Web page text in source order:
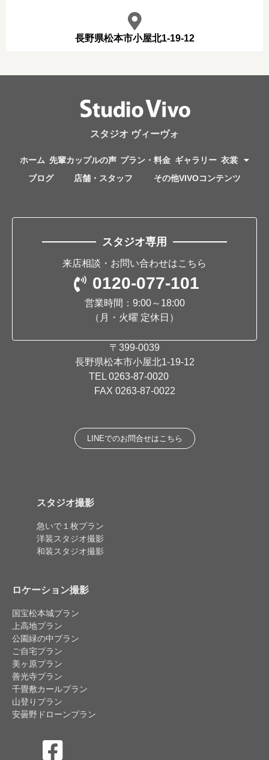
長野県松本市小屋北1-19-12
スタジオ ヴィーヴォ
ホーム 先輩カップルの声 プラン・料金 ギャラリー 衣裳
ブログ
店舗・スタッフ その他VIVOコンテンツ
スタジオ専用
来店相談・お問い合わせはこちら
0120-077-101
営業時間：9:00～18:00
（月・火曜 定休日）
〒399-0039
長野県松本市小屋北1-19-12
TEL 0263-87-0020
FAX 0263-87-0022
LINEでのお問合せはこちら
スタジオ撮影
急いで１枚プラン
洋装スタジオ撮影
和装スタジオ撮影
ロケーション撮影
国宝松本城プラン
上高地プラン
公園緑の中プラン
ご自宅プラン
美ヶ原プラン
善光寺プラン
千畳敷カールプラン
山登りプラン
安曇野ドローンプラン